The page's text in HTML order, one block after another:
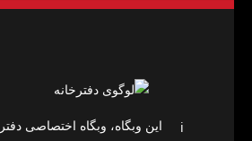
ℹ️
این وبگاه، وبگاه اختصاصی